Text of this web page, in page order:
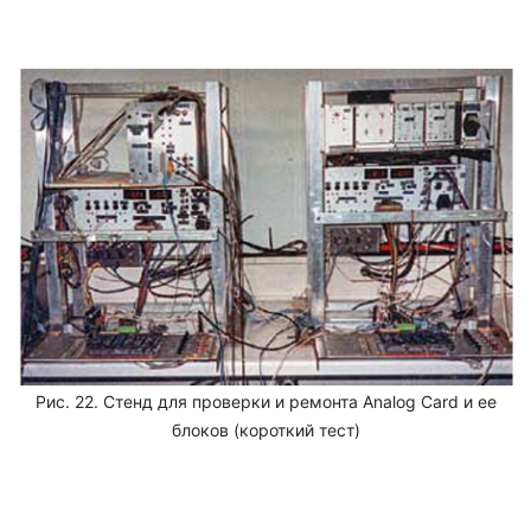
Рис. 22. Стенд для проверки и ремонта Analog Card и ее
блоков (короткий тест)